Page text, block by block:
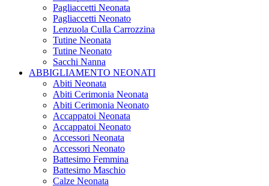
Pagliaccetti Neonata
Pagliaccetti Neonato
Lenzuola Culla Carrozzina
Tutine Neonata
Tutine Neonato
Sacchi Nanna
ABBIGLIAMENTO NEONATI
Abiti Neonata
Abiti Cerimonia Neonata
Abiti Cerimonia Neonato
Accappatoi Neonata
Accappatoi Neonato
Accessori Neonata
Accessori Neonato
Battesimo Femmina
Battesimo Maschio
Calze Neonata